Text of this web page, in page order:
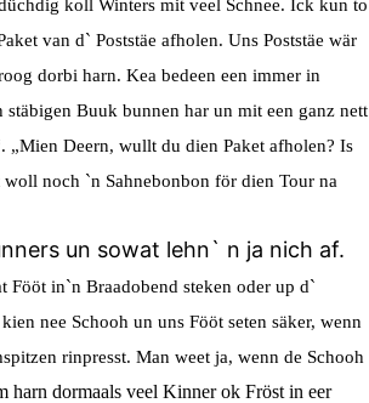
koll Winters mit veel Schnee. Ick kun to
van d` Poststäe afholen. Uns Poststäe wär
dorbi harn. Kea bedeen een immer in
stäbigen Buuk bunnen har un mit een ganz nett
„Mien Deern, wullt du dien Paket afholen? Is
noch `n Sahnebonbon för dien Tour na
un sowat lehn` n ja nich af.
Fööt in`n Braadobend steken oder up d`
nee Schooh un uns Fööt seten säker, wenn
rinpresst. Man weet ja, wenn de Schooh
harn dormaals veel Kinner ok Fröst in eer